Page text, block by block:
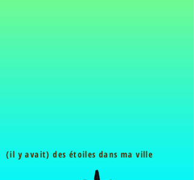
(il y avait) des étoiles dans ma ville